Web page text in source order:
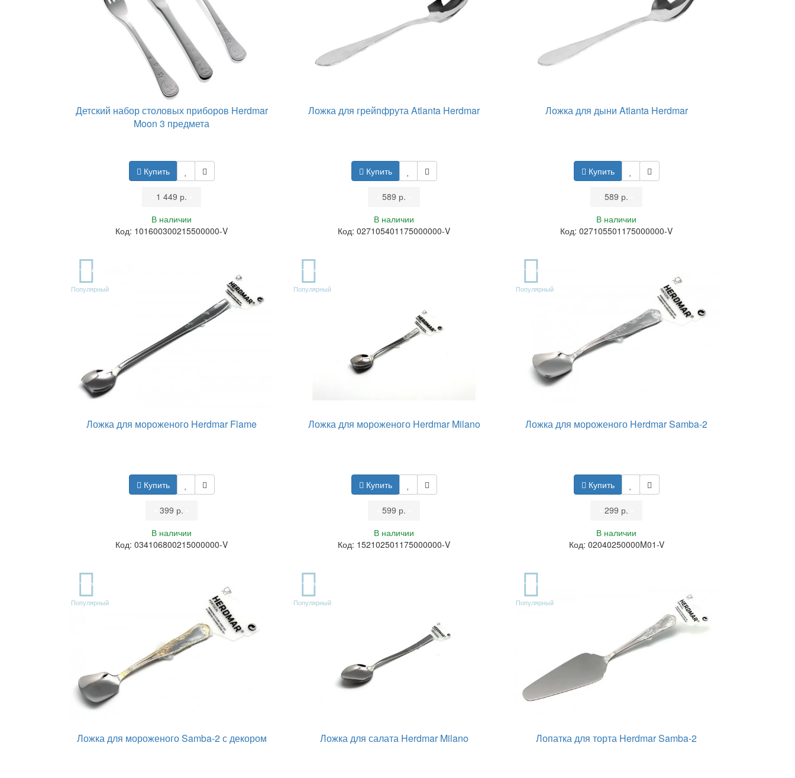
Детский набор столовых приборов Herdmar
Moon 3 предмета
Купить
1 449 р.
В наличии
Код: 101600300215500000-V
Ложка для грейпфрута Atlanta Herdmar
Купить
589 р.
В наличии
Код: 027105401175000000-V
Ложка для дыни Atlanta Herdmar
Купить
589 р.
В наличии
Код: 027105501175000000-V
TOP
Популярный
Ложка для мороженого Herdmar Flame
Купить
399 р.
В наличии
Код: 034106800215000000-V
TOP
Популярный
Ложка для мороженого Herdmar Milano
Купить
599 р.
В наличии
Код: 152102501175000000-V
TOP
Популярный
Ложка для мороженого Herdmar Samba-2
Купить
299 р.
В наличии
Код: 02040250000M01-V
TOP
Популярный
Ложка для мороженого Samba-2 с декором
TOP
Популярный
Ложка для салата Herdmar Milano
TOP
Популярный
Лопатка для торта Herdmar Samba-2